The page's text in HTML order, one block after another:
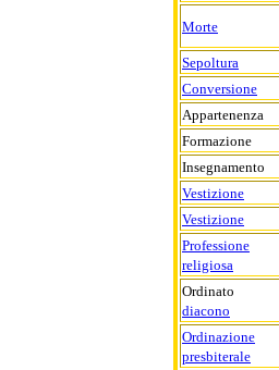
Morte
Sepoltura
Conversione
Appartenenza
Formazione
Insegnamento
Vestizione
Vestizione
Professione
religiosa
Ordinato
diacono
Ordinazione
presbiterale